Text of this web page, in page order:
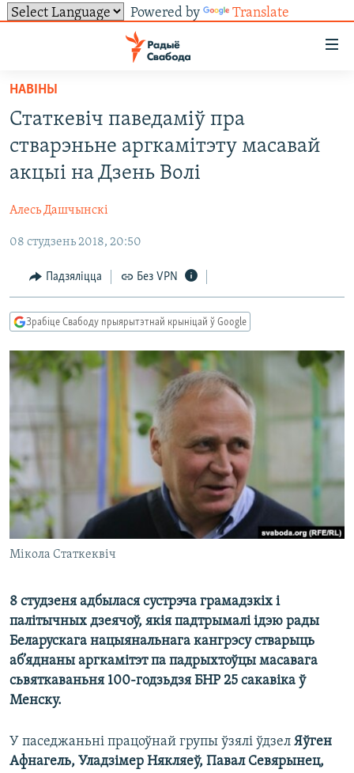
Powered by Translate
ўнівэрсальнага
доступу
Перайсьці
да
галоўнага
зьместу
да
навігацыі
Перайсьці
пошуку
ВІДЭА І ФОТА
ПАЛІТЫКА
ЭКАНОМІКА
ВАЙНА
ПАЛІТВЯЗЬНІ
КУЛЬТУРА
КАЛЯНДАР
ГІСТОРЫЯ НА СВАБОДЗЕ
ПАДКАСТЫ
КНІГІ
PREMIUM
МОВА
НА ХВАЛЯХ СВАБОДЫ
СУВЯЗЬ
ПАДЗЯЛІЦЦА ІНФАРМАЦЫЯЙ
RSS
ПАДКАСТЫ
FACEBOOK
НАВІНЫ
Статкевіч паведаміў пра
стварэньне аргкамітэту масавай
акцыі на Дзень Волі
Алесь Дашчынскі
08 студзень 2018, 20:50
Падзяліцца Без VPN
Зрабіце Свабоду прыярытэтнай крыніцай ў Google
Мікола Статкеквіч
8 студзеня адбылася сустрэча грамадзкіх і
палітычных дзеячоў, якія падтрымалі ідэю рады
Беларускага нацыянальнага кангрэсу стварыць
аб’яднаны аргкамітэт па падрыхтоўцы масавага
сьвяткаваньня 100-годзьдзя БНР 25 сакавіка ў
Менску.
У паседжаньні працоўнай групы ўзялі ўдзел Яўген
Афнагель, Уладзімер Някляеў, Павал Севярынец,